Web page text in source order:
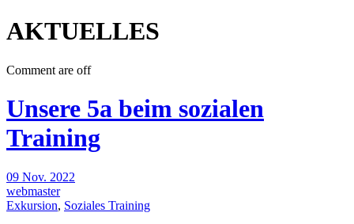
AKTUELLES
Comment are off
Unsere 5a beim sozialen
Training
09 Nov. 2022
webmaster
Exkursion, Soziales Training